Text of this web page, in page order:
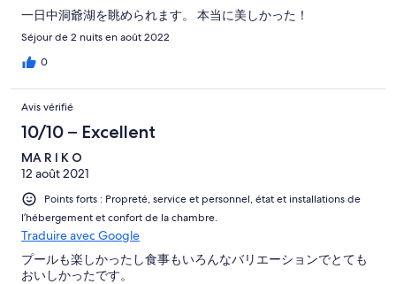
一日中洞爺湖を眺められます。 本当に美しかった！
Séjour de 2 nuits en août 2022
0
Avis vérifié
10/10 – Excellent
MA R I K O
12 août 2021
Points forts : Propreté, service et personnel, état et installations de
l’hébergement et confort de la chambre.
Traduire avec Google
プールも楽しかったし食事もいろんなバリエーションでとても
おいしかったです。